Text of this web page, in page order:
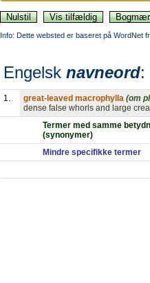
Info: Dette websted er baseret på WordNet
Engelsk navneord:
1. great-leaved macrophylla (om
dense false whorls and large
Termer med samme
(synonymer)
Mindre specifikke termer